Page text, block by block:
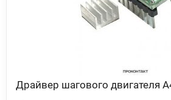
Драйвер шагового двигателя